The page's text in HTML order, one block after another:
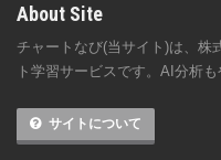
About Site
チャートなび(当サイト)は、株
ト学習サービスです。AI分析も
サイトについて